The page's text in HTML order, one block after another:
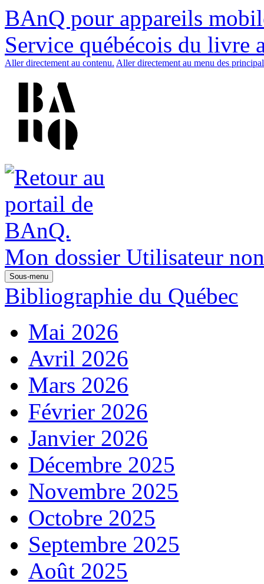
BAnQ pour appareils
Service québécois du livre
Aller directement au contenu. Aller directement au menu des
Mon dossier Utilisateur
Sous-menu
Bibliographie du Québec
Mai 2026
Avril 2026
Mars 2026
Février 2026
Janvier 2026
Décembre 2025
Novembre 2025
Octobre 2025
Septembre 2025
Août 2025